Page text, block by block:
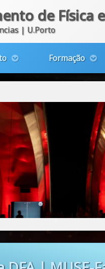
de Física
| U.Porto
Formação